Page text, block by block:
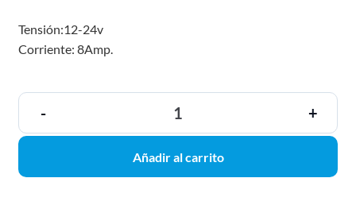
Tensión:12-24v
Corriente: 8Amp.
- +
Añadir al carrito